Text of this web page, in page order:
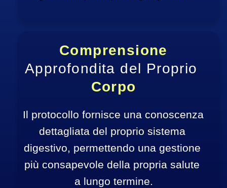
Comprensione
Approfondita del Proprio
Corpo
Il protocollo fornisce una conoscenza
dettagliata del proprio sistema
digestivo, permettendo una gestione
più consapevole della propria salute
a lungo termine.